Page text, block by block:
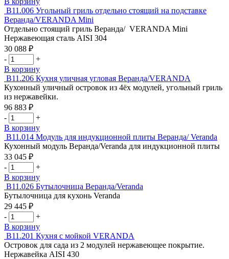
Кухня
уличная
VERANDA
3
модуля
В11.006 Угольный гриль отдельно стоящий на подставке
Веранда/VERANDA Mini
Отдельно стоящий гриль Веранда/ VERANDA Mini
Нержавеющая сталь AISI 304
30 088 ₽
Количество
товара
Угольный
гриль
отдельно
стоящий
на
подставке
Веранда/VERANDA
Mini
-
+
В корзину
В11.206 Кухня уличная угловая Веранда/VERANDA
Кухонный уличный островок из 4ёх модулей, угольный гриль
из нержавейки.
96 883 ₽
Количество
товара
Кухня
уличная
угловая
Веранда/VERANDA
-
+
В корзину
В11.014 Модуль для индукционной плиты Веранда/ Veranda
Кухонный модуль Веранда/Veranda для индукционной плиты
33 045 ₽
Количество
товара
Модуль
для
индукционной
плиты
Веранда/
Veranda
-
+
В корзину
В11.026 Бутылочница Веранда/Veranda
Бутылочница для кухонь Veranda
29 445 ₽
Количество
товара
Бутылочница
Веранда/Veranda
-
+
В корзину
В11.201 Кухня с мойкой VERANDA
Островок для сада из 2 модулей нержавеющее покрытие.
Нержавейка AISI 430